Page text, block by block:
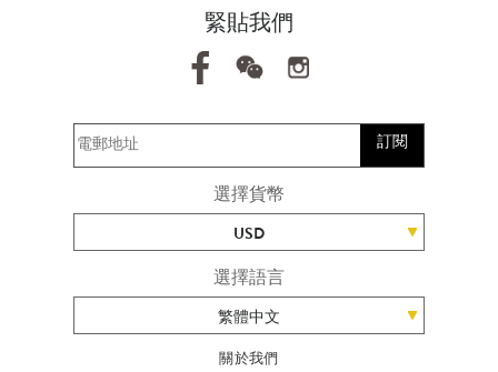
緊貼我們
訂閱
選擇貨幣
USD
選擇語言
繁體中文
關於我們